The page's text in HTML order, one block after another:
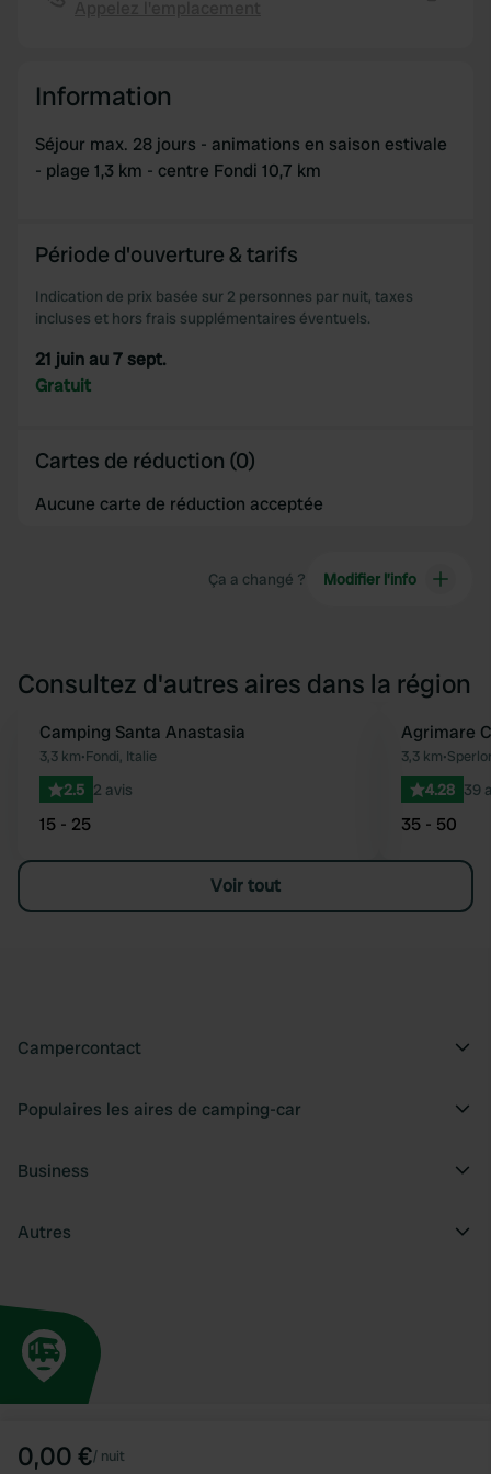
provided to them or that they’ve collected from your use
0,00 €/ nuit
Information
Séjour max. 28 jours - animations en saison estivale
- plage 1,3 km - centre Fondi 10,7 km
Période d'ouverture & tarifs
Indication de prix basée sur 2 personnes par nuit, taxes
incluses et hors frais supplémentaires éventuels.
21 juin au 7 sept.
Gratuit
Cartes de réduction (0)
Aucune carte de réduction acceptée
Ça a changé ? Modifier l’info
Consultez d'autres aires dans la région
Préféré
Camping Santa Anastasia
3,3 km•Fondi, Italie
2.5 2 avis
15 - 25
Agrimare
3,3 km•
4.28 39
35 - 50
Voir tout
Campercontact
Populaires les aires de camping-car
Business
Autres